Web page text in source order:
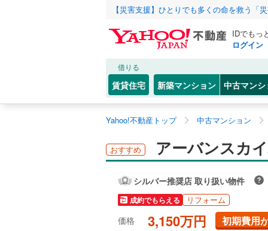
【災害支援】ひとりでも多くの命を救う「
IDでもっ
ログイン
借りる
賃貸住宅 新築マンション 中古マンシ
Yahoo!不動産トップ 中古マンション
おすすめ アーバンスカ
シルバー推奨店 取り扱い物件
成約でもらえる リフォーム
価格 3,150万円 初期費用